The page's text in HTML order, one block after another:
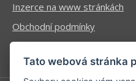
Inzerce na www stránkách
Obchodní podmínky
Ochrana osobních údajů
Tato webová stránka